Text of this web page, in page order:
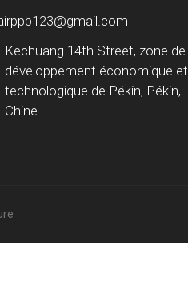
Kechuang 14th Street, zone de
développement économique et
technologique de Pékin, Pékin,
Chine